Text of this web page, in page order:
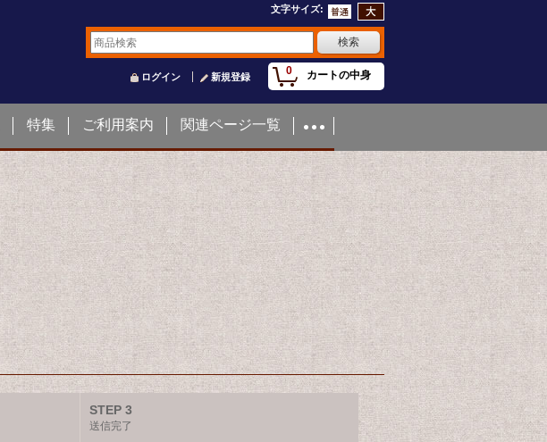
文字サイズ:
0 カートの中身
ログイン 新規登録
特集 ご利用案内 関連ページ一覧
STEP 3
送信完了